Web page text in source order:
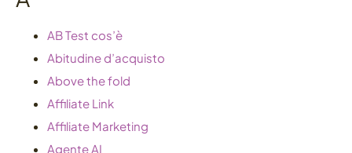
AB Test cos’è
Abitudine d’acquisto
Above the fold
Affiliate Link
Affiliate Marketing
Agente AI